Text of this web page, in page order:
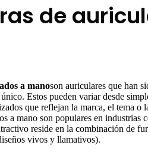
de
a manoson auriculares que han
Estos pueden variar desde
que reflejan la marca, el tema
a mano son populares en industrias
reside en la combinación de
vivos y llamativos).